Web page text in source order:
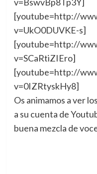
[youtube=http://
v=UkO0DUVKE-s]
[youtube=http://
v=SCaRtiZIEro]
[youtube=http://
v=0IZRtyskHy8]
Os animamos a ver
a su cuenta de
buena mezcla de